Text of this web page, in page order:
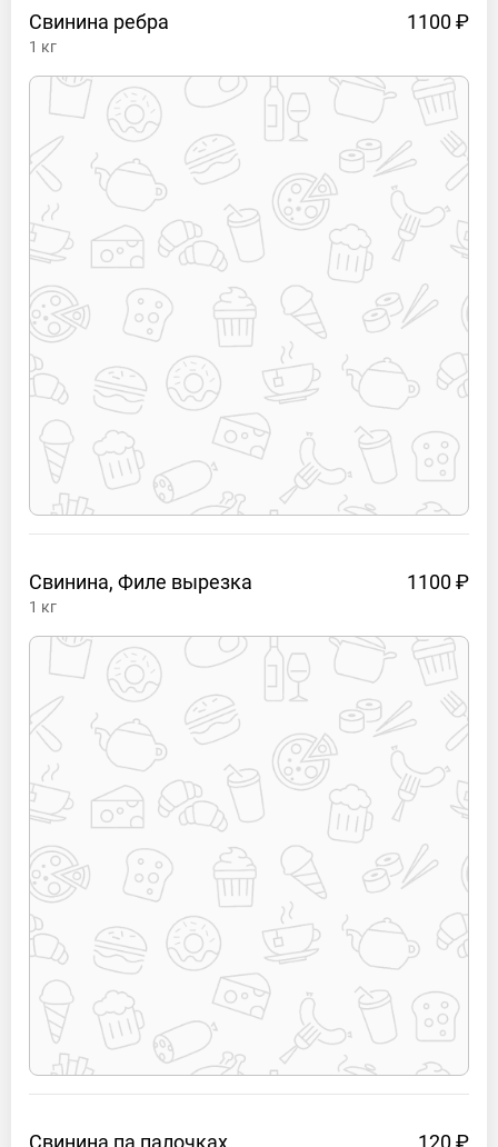
Свинина ребра 1100 ₽
1 кг
Свинина, Филе вырезка 1100 ₽
1 кг
Свинина па палочках 120 ₽